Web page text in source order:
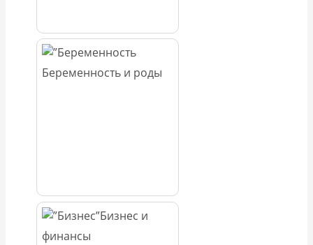
Беременность и роды
Бизнес и
финансы